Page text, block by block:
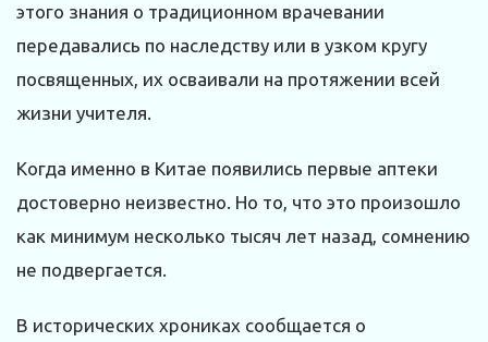
этого знания о традиционном врачевании
передавались по наследству или в узком кругу
посвященных, их осваивали на протяжении всей
жизни учителя.
Когда именно в Китае появились первые аптеки
достоверно неизвестно. Но то, что это произошло
как минимум несколько тысяч лет назад, сомнению
не подвергается.
В исторических хрониках сообщается о